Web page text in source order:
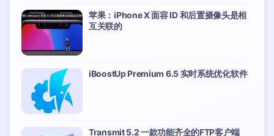
苹果：iPhone X 面容 ID 和后置摄像头是相
互关联的
iBoostUp Premium 6.5 实时系统优化软件
Transmit 5.2 一款功能齐全的FTP客户端